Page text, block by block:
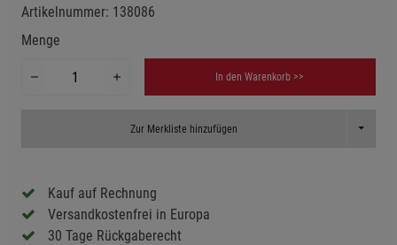
Artikelnummer: 138086
Menge
In den Warenkorb >>
Zur Merkliste hinzufügen Toggle
Kauf auf Rechnung
Versandkostenfrei in Europa
30 Tage Rückgaberecht